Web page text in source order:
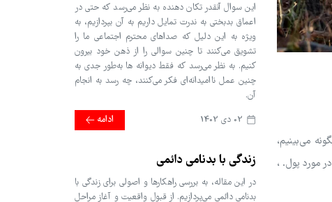
می‌بینیم،
مورد پول. ،
این سوال آنقدر تکان دهنده به نظر می‌رسد که حتی در
اعماق بدبختی به ندرت تمایل داریم به آن بپردازیم، به
ویژه به این دلیل که صداهای محترم اجتماعی ما را
تشویق می‌کنند تا چنین سوالی را از ذهن خود بیرون
کنیم. به نظر می‌رسد که فقط دیوانه ها به‌طور جدی به
چنین عمل ناامیدانه‌ای فکر می‌کنند، چه رسد به انجام
آن.
ادامه
زندگی با بدنامی دائمی
در این مقاله، به بررسی راهکارها و اصولی برای زندگی با
بدنامی دائمی می‌پردازیم. از قبول واقعیت و آغاز مراحل